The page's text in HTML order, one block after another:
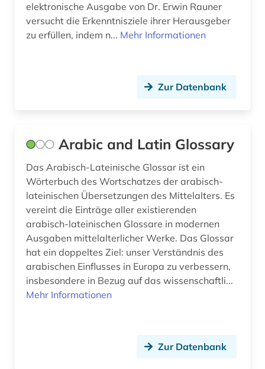
großbritannien (2)
handschrift (8)
held (1)
heroisierung (1)
heroismus (1)
hispanistik (3)
iberoromanistik (3)
ilias (1)
inhaltsverzeichnis (1)
inkunabel (2)
elektronische Ausgabe von Dr. Erwin Rauner
versucht die Erkenntnisziele ihrer Herausgeber
zu erfüllen, indem n... Mehr Informationen
Zur Datenbank
Arabic and Latin Glossary
Das Arabisch-Lateinische Glossar ist ein
Wörterbuch des Wortschatzes der arabisch-
lateinischen Übersetzungen des Mittelalters. Es
vereint die Einträge aller existierenden
arabisch-lateinischen Glossare in modernen
Ausgaben mittelalterlicher Werke. Das Glossar
hat ein doppeltes Ziel: unser Verständnis des
arabischen Einflusses in Europa zu verbessern,
insbesondere in Bezug auf das wissenschaftli...
Mehr Informationen
Zur Datenbank